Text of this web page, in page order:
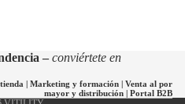
– conviértete en
| Marketing y formación | Venta al por
mayor y distribución | Portal B2B